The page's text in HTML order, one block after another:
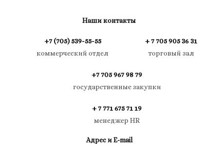
Наши контакты
+7 (705) 539-55-55
коммерческий отдел
+ 7 705 905 36 31
торговый зал
+7 705 967 98 79
государственные закупки
+ 7 771 675 71 19
менеджер HR
Адрес и E-mail